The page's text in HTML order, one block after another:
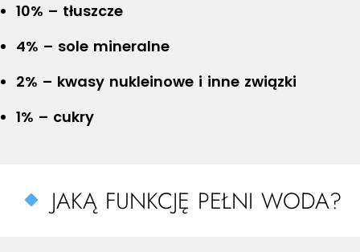
10% – tłuszcze
4% – sole mineralne
2% – kwasy nukleinowe i inne związki
1% – cukry
JAKĄ FUNKCJĘ PEŁNI WODA?